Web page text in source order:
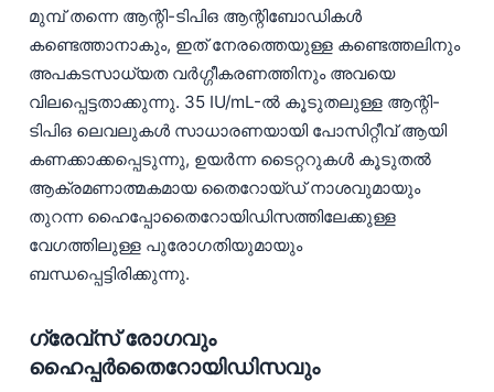
മുമ്പ് തന്നെ ആന്റി-ടിപിഒ ആന്റിബോഡികൾ
കണ്ടെത്താനാകും, ഇത് നേരത്തെയുള്ള കണ്ടെത്തലിനും
അപകടസാധ്യത വർഗ്ഗീകരണത്തിനും അവയെ
വിലപ്പെട്ടതാക്കുന്നു. 35 IU/mL-ൽ കൂടുതലുള്ള ആന്റി-
ടിപിഒ ലെവലുകൾ സാധാരണയായി പോസിറ്റീവ് ആയി
കണക്കാക്കപ്പെടുന്നു, ഉയർന്ന ടൈറ്ററുകൾ കൂടുതൽ
ആക്രമണാത്മകമായ തൈറോയ്ഡ് നാശവുമായും
തുറന്ന ഹൈപ്പോതൈറോയിഡിസത്തിലേക്കുള്ള
വേഗത്തിലുള്ള പുരോഗതിയുമായും
ബന്ധപ്പെട്ടിരിക്കുന്നു.
ഗ്രേവ്സ് രോഗവും
ഹൈപ്പർതൈറോയിഡിസവും
Português
Ελληνικά
Română
简体中文
فارسی
Български
Dansk
हिन्दी
Bahasa Indonesia